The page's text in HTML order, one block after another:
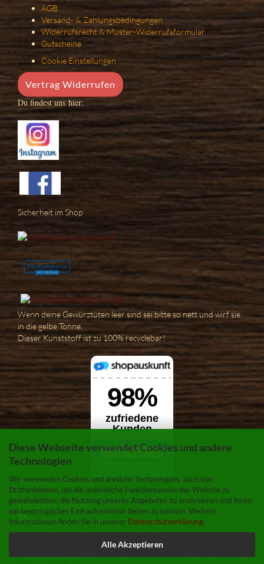
Diese Webseite verwendet Cookies und andere
Technologien
Wir verwenden Cookies und ähnliche Technologien, auch von
Drittanbietern, um die ordentliche Funktionsweise der Website zu
gewährleisten, die Nutzung unseres Angebotes zu analysieren und Ihnen
ein bestmögliches Einkaufserlebnis bieten zu können. Weitere
Informationen finden Sie in unserer Datenschutzerklärung.
Alle Akzeptieren
AGB
Versand- & Zahlungsbedingungen
Widerrufsrecht & Muster-Widerrufsformular
Gutscheine
Cookie Einstellungen
Vertrag Widerrufen
Du findest uns hier:
Sicherheit im Shop
Wenn deine Gewürztüten leer sind sei bitte so nett und wirf sie
in die gelbe Tonne.
Dieser Kunststoff ist zu 100% recyclebar!
Zahlung & Versand
SICHER BEZAHLEN